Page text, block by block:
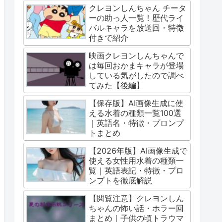
クレヨンしんちゃん チータ
ーの助っ人一覧！歴代ライ
バルキャラを放送回・特徴
付きで紹介
映画クレヨンしんちゃんで
は毎回おかまキャラが登場
している気がしたので調べ
てみた【後編】
【保存版】AI画像生成に使
える水着の種類一覧100選
｜英語名・特徴・プロンプ
トまとめ
【2026年版】AI画像生成で
使える女性用水着の種類一
覧｜英語表記・特徴・プロ
ンプトを徹底解説
【閲覧注意】クレヨンしん
ちゃんの怖い話・ホラー回
まとめ｜子供の頃トラウマ